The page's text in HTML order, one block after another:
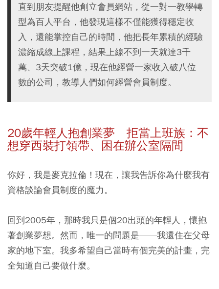
直到朋友提醒他創立會員網站，從一對一教學轉
型為百人平台，他發現這樣不僅能獲得穩定收
入，還能掌控自己的時間，他把長年累積的經驗
濃縮成線上課程，結果上線不到一天就達3千
萬、3天突破1億，現在他經營一家收入破八位
數的公司，教導人們如何經營會員制度。
20歲年輕人抱創業夢 拒當上班族：不
想穿西裝打領帶、困在辦公室隔間
你好，我是麥克拉倫！現在，讓我告訴你為什麼我有
資格談論會員制度的魔力。
回到2005年，那時我只是個20出頭的年輕人，懷抱
著創業夢想。然而，唯一的問題是──我還住在父母
家的地下室。我多希望自己當時有個完美的計畫，完
全知道自己要做什麼。